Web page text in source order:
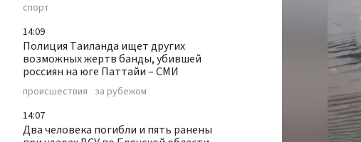
спорт
14:09
Полиция Таиланда ищет других
возможных жертв банды, убившей
россиян на юге Паттайи – СМИ
происшествия за рубежом
14:07
Два человека погибли и пять ранены